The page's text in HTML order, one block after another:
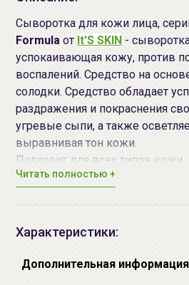
Сыворотка для кожи лица,
Formula от It'S SKIN -
успокаивающая кожу, против
воспалений. Средство на
солодки. Средство обладает
раздражения и покраснения
угревые сыпи, а также
выравнивая тон кожи.
Подходит для всех типов кожи.
предварительно
также воспользоватьсятонером
Читать полностью +
Характеристики:
Дополнительная информация